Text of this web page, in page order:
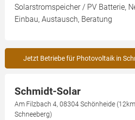
Solarstromspeicher / PV Batterie,
Einbau, Austausch, Beratung
Jetzt Betriebe für Photovoltaik in
Schmidt-Solar
Am Filzbach 4, 08304 Schönheide
Schneeberg)